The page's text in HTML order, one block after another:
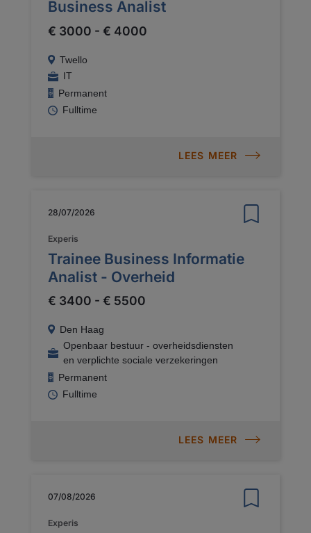
Business Analist
€ 3000 - € 4000
Twello
IT
Permanent
Fulltime
LEES MEER
28/07/2026
Experis
Trainee Business Informatie
Analist - Overheid
€ 3400 - € 5500
Den Haag
Openbaar bestuur - overheidsdiensten
en verplichte sociale verzekeringen
Permanent
Fulltime
LEES MEER
07/08/2026
Experis